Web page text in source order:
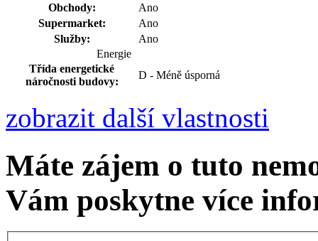
Obchody:
Ano
Supermarket:
Ano
Služby:
Ano
Energie
Třída energetické
náročnosti budovy:
D - Méně úsporná
zobrazit další vlastnosti
Máte zájem o tuto
Vám poskytne více